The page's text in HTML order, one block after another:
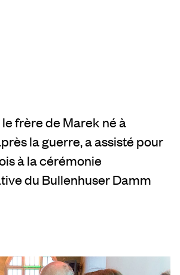
frère de Marek né à
la guerre, a assisté pour
à la cérémonie
du Bullenhuser Damm